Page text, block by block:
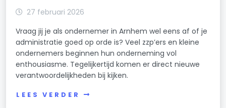
27 februari 2026
Vraag jij je als ondernemer in Arnhem wel eens af of je
administratie goed op orde is? Veel zzp’ers en kleine
ondernemers beginnen hun onderneming vol
enthousiasme. Tegelijkertijd komen er direct nieuwe
verantwoordelijkheden bij kijken.
LEES VERDER